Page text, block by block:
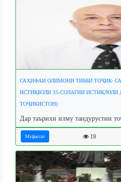
САҲИФАИ ОЛИМОНИ ТИББИ ТОҶИК:
ИСТИҚБОЛИ 35-СОЛАГИИ
ТОҶИКИСТОН)
Дар таърихи илму тандурустии
Муфассал 19